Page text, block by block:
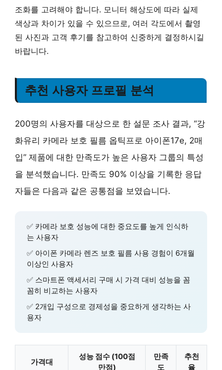
조화를 고려해야 합니다. 모니터 해상도에 따라 실제
색상과 차이가 있을 수 있으므로, 여러 각도에서 촬영
된 사진과 고객 후기를 참고하여 신중하게 결정하시길
바랍니다.
추천 사용자 프로필 분석
200명의 사용자를 대상으로 한 설문 조사 결과, “강
화유리 카메라 보호 필름 옵틱프로 아이폰17e, 2매
입” 제품에 대한 만족도가 높은 사용자 그룹의 특성
을 분석했습니다. 만족도 90% 이상을 기록한 응답
자들은 다음과 같은 공통점을 보였습니다.
✅ 카메라 보호 성능에 대한 중요도를 높게 인식하
는 사용자
✅ 아이폰 카메라 렌즈 보호 필름 사용 경험이 6개월
이상인 사용자
✅ 스마트폰 액세서리 구매 시 가격 대비 성능을 꼼
꼼히 비교하는 사용자
✅ 2개입 구성 으로 경제성을 중요하게 생각하는 사
용자
가격대
성능 점수 (100점
만점)
만족
도
추천
율